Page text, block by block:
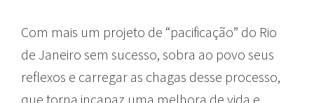
Com mais um projeto de “pacificação” do Rio
de Janeiro sem sucesso, sobra ao povo seus
reflexos e carregar as chagas desse processo,
que torna incapaz uma melhora de vida e